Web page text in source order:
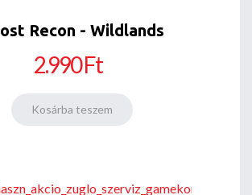
Recon - Wildlands
2.990 Ft